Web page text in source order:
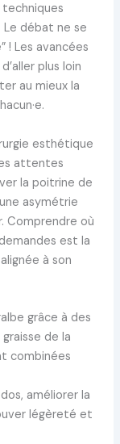
techniques
Le débat ne se
! Les avancées
plus loin
au mieux la
esthétique
attentes
la poitrine de
asymétrie
Comprendre où
est la
à son
grâce à des
de la
combinées
améliorer la
légèreté et